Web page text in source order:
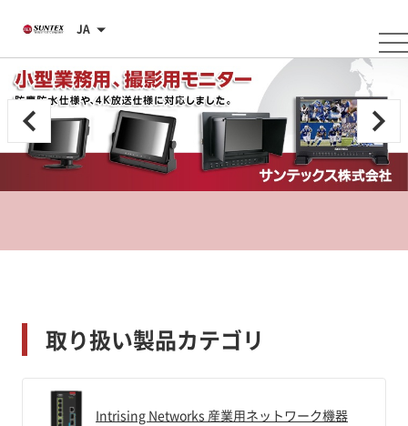
JA
取り扱い製品カテゴリ
Intrising Networks 産業用ネットワーク機器